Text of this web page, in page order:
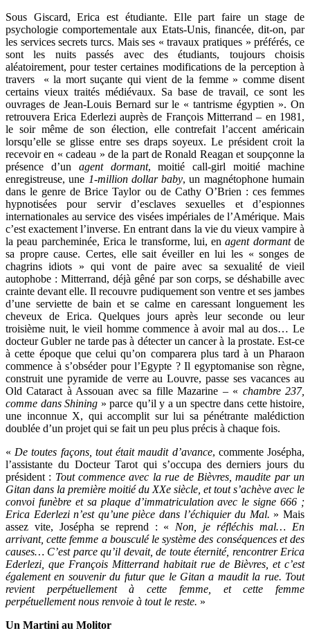
Sous Giscard, Erica est étudiante. Elle part faire un stage de
psychologie comportementale aux Etats-Unis, financée, dit-on, par
les services secrets turcs. Mais ses « travaux pratiques » préférés, ce
sont les nuits passés avec des étudiants, toujours choisis
aléatoirement, pour tester certaines modifications de la perception à
travers « la mort suçante qui vient de la femme » comme disent
certains vieux traités médiévaux. Sa base de travail, ce sont les
ouvrages de Jean-Louis Bernard sur le « tantrisme égyptien ». On
retrouvera Erica Ederlezi auprès de François Mitterrand – en 1981,
le soir même de son élection, elle contrefait l’accent américain
lorsqu’elle se glisse entre ses draps soyeux. Le président croit la
recevoir en « cadeau » de la part de Ronald Reagan et soupçonne la
présence d’un agent dormant, moitié call-girl moitié machine
enregistreuse, une 1-million dollar baby, un magnétophone humain
dans le genre de Brice Taylor ou de Cathy O’Brien : ces femmes
hypnotisées pour servir d’esclaves sexuelles et d’espionnes
internationales au service des visées impériales de l’Amérique. Mais
c’est exactement l’inverse. En entrant dans la vie du vieux vampire à
la peau parcheminée, Erica le transforme, lui, enagent dormantde
sa propre cause. Certes, elle sait éveiller en lui les « songes de
chagrins idiots » qui vont de paire avec sa sexualité de vieil
autophobe : Mitterrand, déjà gêné par son corps, se déshabille avec
crainte devant elle. Il recouvre pudiquement son ventre et ses jambes
d’une serviette de bain et se calme en caressant longuement les
cheveux de Erica. Quelques jours après leur seconde ou leur
troisième nuit, le vieil homme commence à avoir mal au dos… Le
docteur Gubler ne tarde pas à détecter un cancer à la prostate. Est-ce
à cette époque que celui qu’on comparera plus tard à un Pharaon
commence à s’obséder pour l’Egypte ? Il egyptomanise son règne,
construit une pyramide de verre au Louvre, passe ses vacances au
Old Cataract à Assouan avec sa fille Mazarine – « chambre 237,
comme dans Shining » parce qu’il y a un spectre dans cette histoire,
une inconnue X, qui accomplit sur lui sa pénétrante malédiction
doublée d’un projet qui se fait un peu plus précis à chaque fois.
« De toutes façons, tout était maudit d’avance, commente Josépha,
l’assistante du Docteur Tarot qui s’occupa des derniers jours du
président : Tout commence avec la rue de Bièvres, maudite par un
Gitan dans la première moitié du XXe siècle, et tout s’achève avec le
convoi funèbre et sa plaque d’immatriculation avec le signe 666 ;
Erica Ederlezi n’est qu’une pièce dans l’échiquier du Mal. » Mais
assez vite, Josépha se reprend : « Non, je réfléchis mal… En
arrivant, cette femme a bousculé le système des conséquences et des
causes… C’est parce qu’il devait, de toute éternité, rencontrer Erica
Ederlezi, que François Mitterrand habitait rue de Bièvres, et c’est
également en souvenir du futur que le Gitan a maudit la rue. Tout
revient perpétuellement à cette femme, et cette femme
perpétuellement nous renvoie à tout le reste. »
Un Martini au Molitor